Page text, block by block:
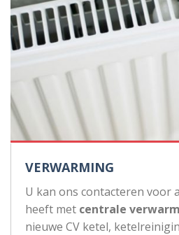
VERWARMING
U kan ons contacteren voor
heeft met centrale
nieuwe CV ketel,